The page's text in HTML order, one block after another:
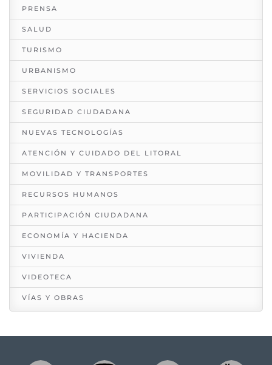
PRENSA
SALUD
TURISMO
URBANISMO
SERVICIOS SOCIALES
SEGURIDAD CIUDADANA
NUEVAS TECNOLOGÍAS
ATENCIÓN Y CUIDADO DEL LITORAL
MOVILIDAD Y TRANSPORTES
RECURSOS HUMANOS
PARTICIPACIÓN CIUDADANA
ECONOMÍA Y HACIENDA
VIVIENDA
VIDEOTECA
VÍAS Y OBRAS